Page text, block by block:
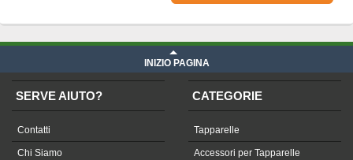
INIZIO PAGINA
SERVE AIUTO?
Contatti
Chi Siamo
CATEGORIE
Tapparelle
Accessori per Tapparelle